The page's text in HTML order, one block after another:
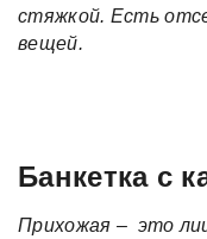
стяжкой. Есть
вещей.
Банкетка с
Прихожая – это